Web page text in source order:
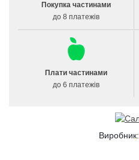
Покупка частинами
до 8 платежів
Плати частинами
до 6 платежів
Виробник: